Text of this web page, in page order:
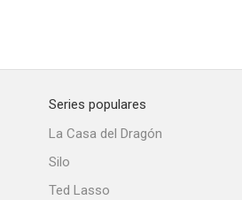
Series populares
La Casa del Dragón
Silo
Ted Lasso